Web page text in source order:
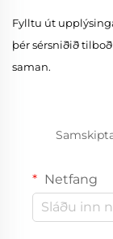
Fylltu út
þér sérsniðið
saman.
Netfang